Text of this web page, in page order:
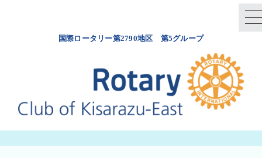
国際ロータリー第2790地区 第5グループ